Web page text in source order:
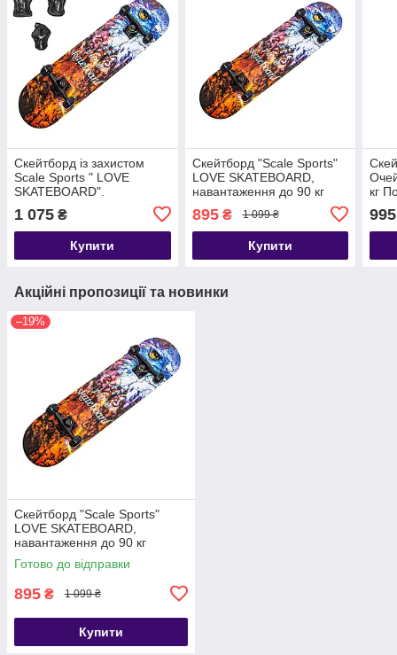
Скейтборд із захистом
Scale Sports " LOVE
SKATEBOARD".
1 075 ₴
Купити
Скейтборд "Scale Sports"
LOVE SKATEBOARD,
навантаження до 90 кг
895₴ 1 099 ₴
Купити
кг
995
Акційні пропозиції та новинки
–19%
Скейтборд "Scale Sports"
LOVE SKATEBOARD,
навантаження до 90 кг
Готово до відправки
895 ₴ 1 099 ₴
Купити